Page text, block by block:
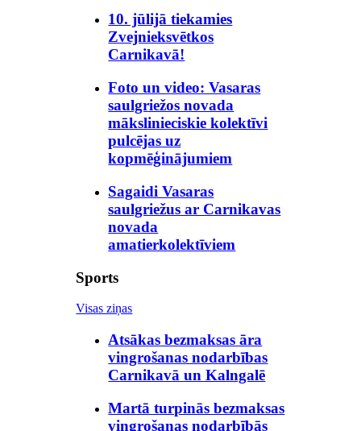
10. jūlijā tiekamies
Zvejnieksvētkos
Carnikavā!
Foto un video: Vasaras
saulgriežos novada
mākslinieciskie kolektīvi
pulcējas uz
kopmēģinājumiem
Sagaidi Vasaras
saulgriežus ar Carnikavas
novada
amatierkolektīviem
Sports
Visas ziņas
Atsākas bezmaksas āra
vingrošanas nodarbības
Carnikavā un Kalngalē
Martā turpinās bezmaksas
vingrošanas nodarbībās